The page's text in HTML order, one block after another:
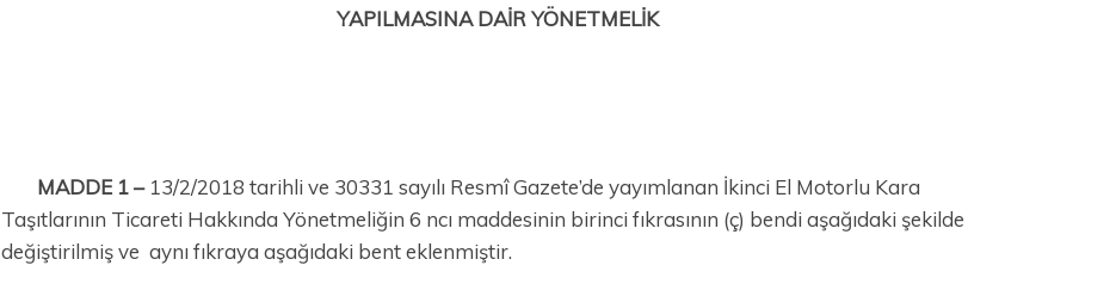
YAPILMASINADAİR YÖNETMELİK
MADDE 1 – 13/2/2018 tarihli ve 30331 sayılı Resmî Gazete’de yayımlanan İkinci El Motorlu Kara
Taşıtlarının Ticareti Hakkında Yönetmeliğin 6 ncı maddesinin birinci fıkrasının (ç) bendi aşağıdaki şekilde
değiştirilmiş ve aynı fıkraya aşağıdaki bent eklenmiştir.